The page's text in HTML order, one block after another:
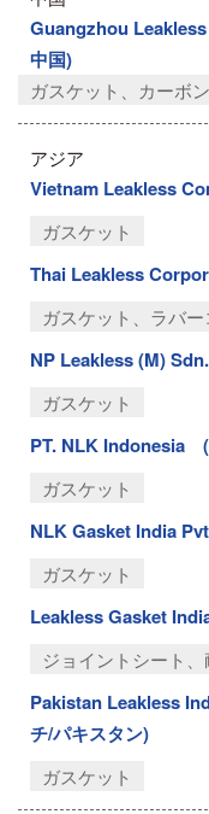
Guangzhou
中国)
ガスケット、カーボ
アジア
Vietnam Leakless
ガスケット
Thai Leakless
ガスケット、ラバ
NP Leakless (M)
ガスケット
PT. NLK Indonesia (
ガスケット
NLK Gasket India
ガスケット
Leakless Gasket
ジョイントシート
Pakistan Leakless
チ/パキスタン)
ガスケット